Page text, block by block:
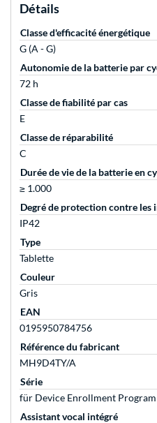
Détails
Classe d'efficacité énergétique
G (A - G)
Autonomie de la batterie par
72 h
Classe de fiabilité par cas
E
Classe de réparabilité
C
Durée de vie de la batterie en
≥ 1.000
Degré de protection contre
IP42
Type
Tablette
Couleur
Gris
EAN
0195950784756
Référence du fabricant
MH9D4TY/A
Série
für Device Enrollment Program
Assistant vocal intégré